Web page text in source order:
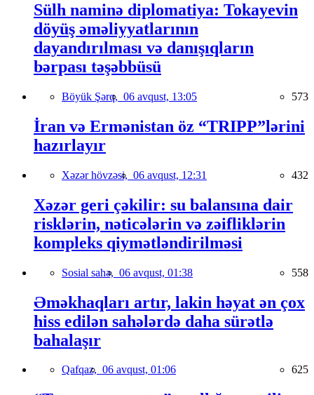
Sülh naminə diplomatiya: Tokayevin
döyüş əməliyyatlarının
dayandırılması və danışıqların
bərpası təşəbbüsü
Böyük Şərq, 06 avqust, 13:05 573
İran və Ermənistan öz “TRIPP”lərini
hazırlayır
Xəzər hövzəsi, 06 avqust, 12:31 432
Xəzər geri çəkilir: su balansına dair
risklərin, nəticələrin və zəifliklərin
kompleks qiymətləndirilməsi
Sosial sahə, 06 avqust, 01:38 558
Əməkhaqları artır, lakin həyat ən çox
hiss edilən sahələrdə daha sürətlə
bahalaşır
Qafqaz, 06 avqust, 01:06 625